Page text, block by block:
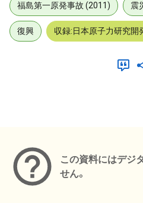
福島第一原発事故 (2011) 震
復興 収録:日本原子力研究開
この資料にはデジ
せん。